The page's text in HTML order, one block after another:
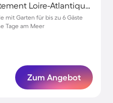
Piriac-sur-Mer, Département Loire-Atlantique, Frankreich
mit Garten für bis zu 6 Gäste
Tage am Meer
Zum Angebot